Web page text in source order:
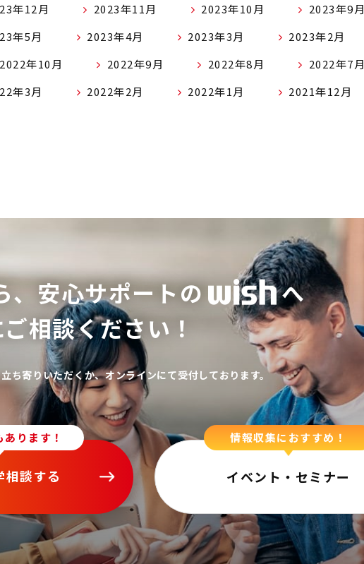
年12月 2023年11月 2023年10月
2023年9月
年5月 2023年4月 2023年3月
2023年2月
2022年10月 2022年9月 2022年8月
2022年7月
年3月 2022年2月 2022年1月
2021年12月
安心サポートの
へ
相談ください！
ち寄りいただくか、オンラインにて受付しております。
ります！
相談する
情報収集におすすめ！
イベント・セミナー